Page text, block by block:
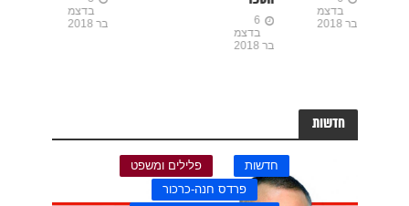
חדשות
חדשות
פלילים ומשפט
פרדס חנה-כרכור